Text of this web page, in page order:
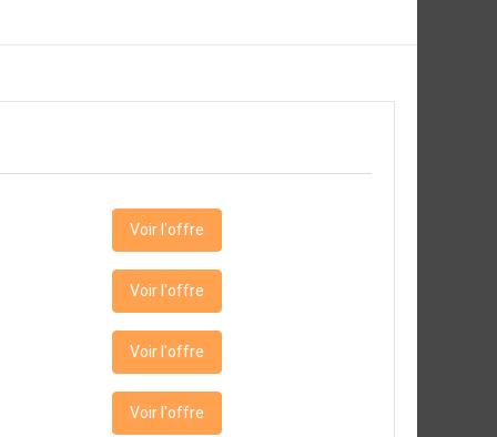
Voir l'offre
Voir l'offre
Voir l'offre
Voir l'offre